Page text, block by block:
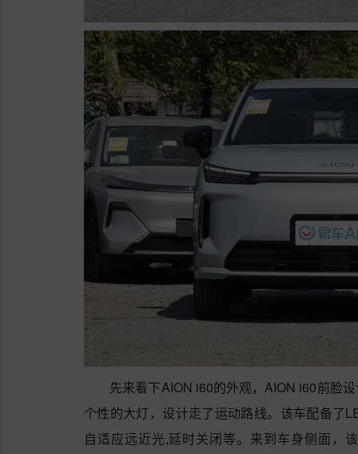
先来看下AION i60的外观，AION i60前脸
个性的大灯，设计走了运动路线。该车配备了
自适应远近光,延时关闭等。来到车身侧面，